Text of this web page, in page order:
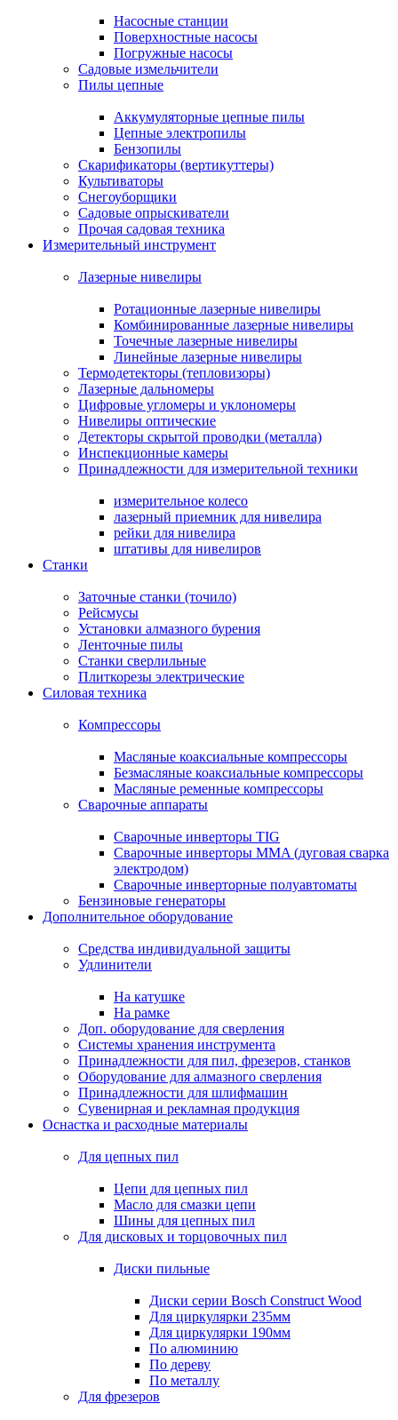
Насосные станции
Поверхностные насосы
Погружные насосы
Садовые измельчители
Пилы цепные
Аккумуляторные цепные пилы
Цепные электропилы
Бензопилы
Скарификаторы (вертикуттеры)
Культиваторы
Снегоуборщики
Садовые опрыскиватели
Прочая садовая техника
Измерительный инструмент
Лазерные нивелиры
Ротационные лазерные нивелиры
Комбинированные лазерные нивелиры
Точечные лазерные нивелиры
Линейные лазерные нивелиры
Термодетекторы (тепловизоры)
Лазерные дальномеры
Цифровые угломеры и уклономеры
Нивелиры оптические
Детекторы скрытой проводки (металла)
Инспекционные камеры
Принадлежности для измерительной техники
измерительное колесо
лазерный приемник для нивелира
рейки для нивелира
штативы для нивелиров
Станки
Заточные станки (точило)
Рейсмусы
Установки алмазного бурения
Ленточные пилы
Станки сверлильные
Плиткорезы электрические
Силовая техника
Компрессоры
Масляные коаксиальные компрессоры
Безмасляные коаксиальные компрессоры
Масляные ременные компрессоры
Сварочные аппараты
Сварочные инверторы TIG
Сварочные инверторы MMA (дуговая сварка
электродом)
Сварочные инверторные полуавтоматы
Бензиновые генераторы
Дополнительное оборудование
Средства индивидуальной защиты
Удлинители
На катушке
На рамке
Доп. оборудование для сверления
Системы хранения инструмента
Принадлежности для пил, фрезеров, станков
Оборудование для алмазного сверления
Принадлежности для шлифмашин
Сувенирная и рекламная продукция
Оснастка и расходные материалы
Для цепных пил
Цепи для цепных пил
Масло для смазки цепи
Шины для цепных пил
Для дисковых и торцовочных пил
Диски пильные
Диски серии Bosch Construct Wood
Для циркулярки 235мм
Для циркулярки 190мм
По алюминию
По дереву
По металлу
Для фрезеров